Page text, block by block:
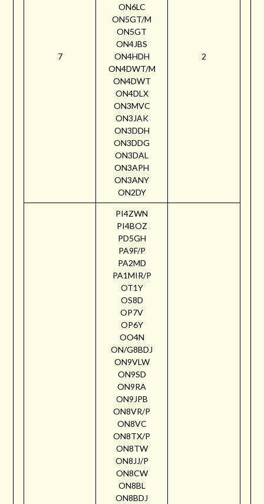
7
ON6LC
ON5GT/M
ON5GT
ON4JBS
ON4HDH
ON4DWT/M
ON4DWT
ON4DLX
ON3MVC
ON3JAK
ON3DDH
ON3DDG
ON3DAL
ON3APH
ON3ANY
ON2DY
2
PI4ZWN
PI4BOZ
PD5GH
PA9F/P
PA2MD
PA1MIR/P
OT1Y
OS8D
OP7V
OP6Y
OO4N
ON/G8BDJ
ON9VLW
ON9SD
ON9RA
ON9JPB
ON8VR/P
ON8VC
ON8TX/P
ON8TW
ON8JJ/P
ON8CW
ON8BL
ON8BDJ